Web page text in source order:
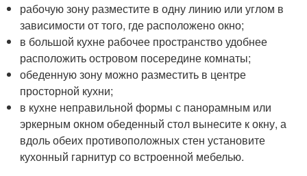
рабочую зону разместите в одну линию или углом в
зависимости от того, где расположено окно;
в большой кухне рабочее пространство удобнее
расположить островом посередине комнаты;
обеденную зону можно разместить в центре
просторной кухни;
в кухне неправильной формы с панорамным или
эркерным окном обеденный стол вынесите к окну, а
вдоль обеих противоположных стен установите
кухонный гарнитур со встроенной мебелью.